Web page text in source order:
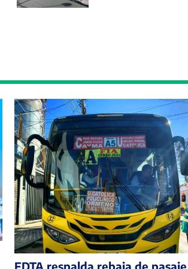
FDTA respalda rebaja de